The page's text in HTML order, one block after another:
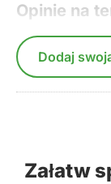
Opinie na
Dodaj
Załatw